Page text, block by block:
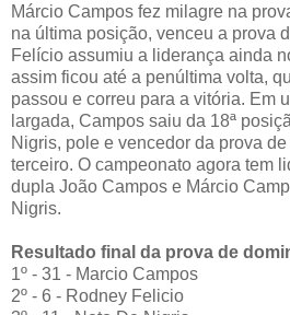
Márcio Campos fez milagre na
na última posição, venceu a prova
Felício assumiu a liderança ainda
assim ficou até a penúltima volta,
passou e correu para a vitória. Em
largada, Campos saiu da 18ª
Nigris, pole e vencedor da prova
terceiro. O campeonato agora tem
dupla João Campos e Márcio
Nigris.
Resultado final da prova de
1º - 31 - Marcio Campos
2º - 6 - Rodney Felicio